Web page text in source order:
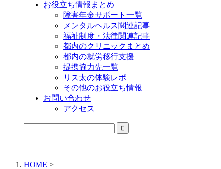
お役立ち情報まとめ
障害年金サポート一覧
メンタルヘルス関連記事
福祉制度・法律関連記事
都内のクリニックまとめ
都内の就労移行支援
提携協力先一覧
リス太の体験レポ
その他のお役立ち情報
お問い合わせ
アクセス
HOME >